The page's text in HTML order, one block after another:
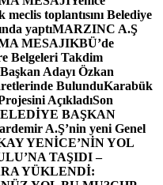
toplantısını Belediye
yaptıMARZINC A.Ş
MESAJIKBÜ’de
Belgeleri Takdim
Adayı Özkan
BulunduKarabük
AçıkladıSon
BAŞKAN
A.Ş’nin yeni Genel
YENİCE’NİN YOL
TAŞIDI –
YÜKLENDİ: